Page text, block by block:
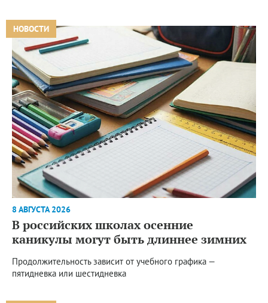
НОВОСТИ
8 АВГУСТА 2026
В российских школах осенние
каникулы могут быть длиннее зимних
Продолжительность зависит от учебного графика —
пятидневка или шестидневка